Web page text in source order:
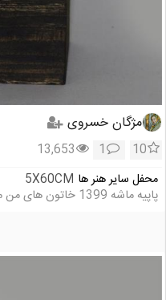
مژگان خسروی
10
1
13,653
محفل سایر هنر ها 5X60CM
پاپیه ماشه 1399 خاتون های من مژگان خسروی